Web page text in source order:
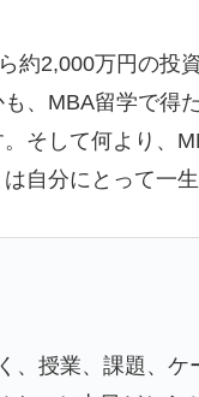
約2,000万円の投
、MBA留学で得
そして何より、
自分にとって一生
、授業、課題、ケ